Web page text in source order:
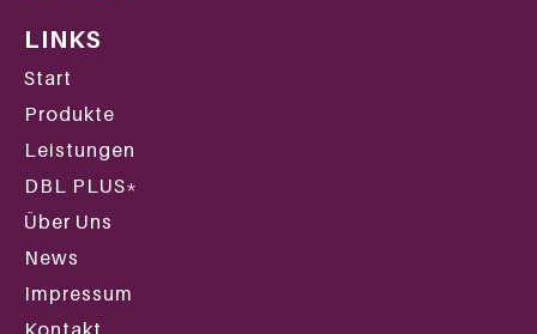
LINKS
Start
Produkte
Leistungen
DBL PLUS*
Über Uns
News
Impressum